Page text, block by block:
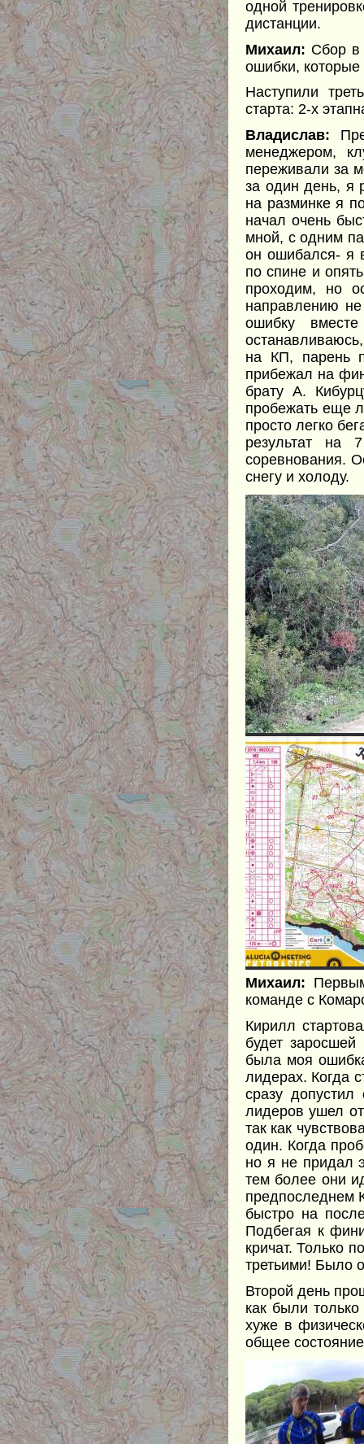
одной
дистанции.
Михаил: Сбор в
ошибки, которые
Наступили
старта: 2-х
Владислав:
менеджером,
переживали за
за один день, я
на разминке я
начал очень
мной, с одним
он ошибался- я
по спине и
проходим, но
направлению
ошибку
на КП, парень
прибежал на
брату А.
пробежать еще
просто легко
результат на
соревнования.
снегу и холоду.
Михаил:
команде с
Кирилл
будет
была моя
лидерах. Когда
сразу
лидеров ушел
так как
один. Когда
но я не придал
тем более они
предпоследнем
быстро на
Подбегая к
кричат. Только
третьими! Было
Второй день
как были
хуже в
общее